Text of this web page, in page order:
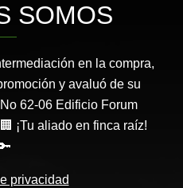
SOMOS
en la compra,
y avaluó de su
62-06 Edificio Forum
¡Tu aliado en finca raíz!
privacidad